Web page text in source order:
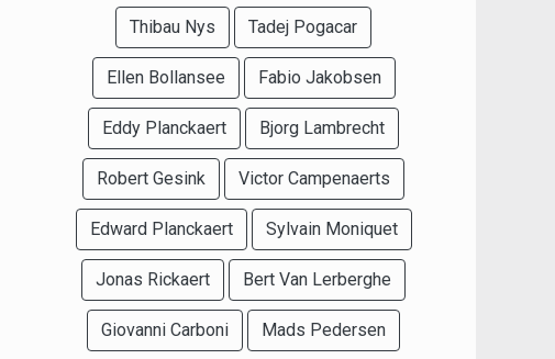
Thibau Nys Tadej Pogacar
Ellen Bollansee Fabio Jakobsen
Eddy Planckaert Bjorg Lambrecht
Robert Gesink Victor Campenaerts
Edward Planckaert Sylvain Moniquet
Jonas Rickaert Bert Van Lerberghe
Giovanni Carboni Mads Pedersen